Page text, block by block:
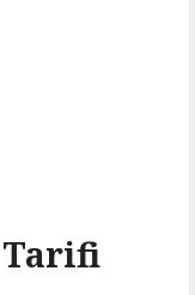
Tarifi